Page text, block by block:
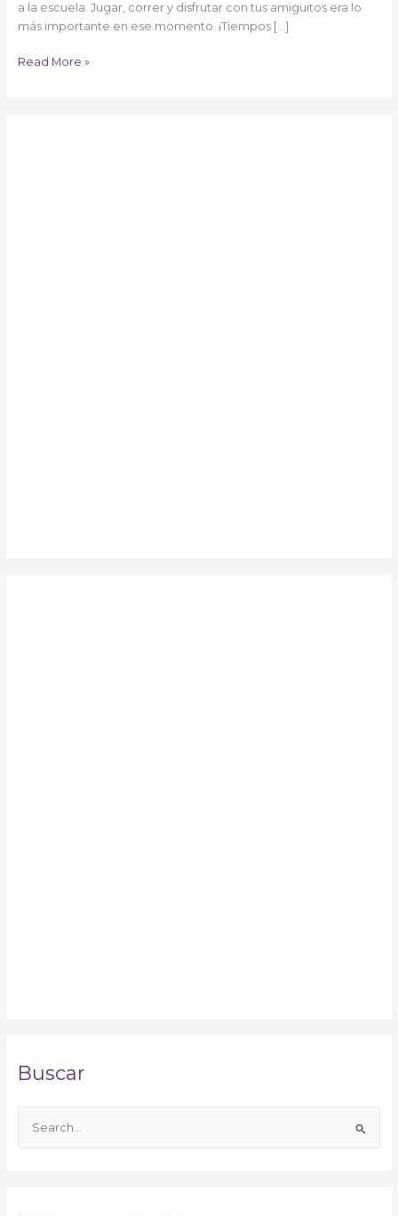
a la escuela. Jugar, correr y disfrutar con tus amiguitos era lo
más importante en ese momento. ¡Tiempos […]
Read More »
Buscar
u